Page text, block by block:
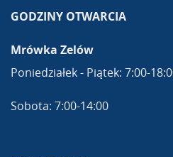
GODZINY OTWARCIA
Mrówka Zelów
Poniedziałek - Piątek: 7:00-
Sobota: 7:00-14:00